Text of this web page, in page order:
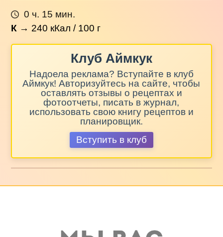
0 ч. 15 мин.
К → 240 кКал / 100 г
Клуб Аймкук
Надоела реклама? Вступайте в клуб
Аймкук! Авторизуйтесь на сайте, чтобы
оставлять отзывы о рецептах и
фотоотчеты, писать в журнал,
использовать свою книгу рецептов и
планировщик.
Вступить в клуб